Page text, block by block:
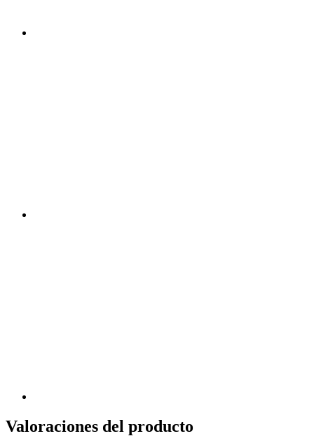
Valoraciones del producto